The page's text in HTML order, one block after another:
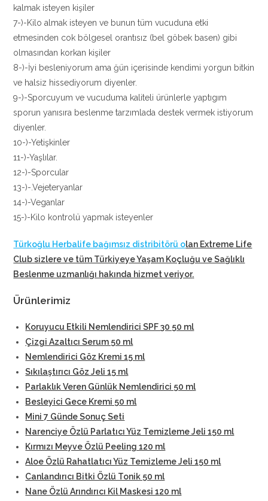
kalmak isteyen kişiler
7-)-Kilo almak isteyen ve bunun tüm vucuduna etki
etmesinden cok bölgesel orantısız (bel göbek basen) gibi
olmasından korkan kişiler
8-)-İyi besleniyorum ama ğün içerisinde kendimi yorgun bitkin
ve halsiz hissediyorum diyenler.
9-)-Sporcuyum ve vucuduma kaliteli ürünlerle yaptıgım
sporun yanısıra beslenme tarzımlada destek vermek istiyorum
diyenler.
10-)-Yetişkinler
11-)-Yaşlılar.
12-)-Sporcular
13-)-.Vejeteryanlar
14-)-Veganlar
15-)-Kilo kontrolü yapmak isteyenler
Türkoğlu Herbalife bağımsız distribitörü olan Extreme Life
Club sizlere ve tüm Türkiyeye Yaşam Koçluğu ve Sağlıklı
Beslenme uzmanlığı hakında hizmet veriyor.
Ürünlerimiz
Koruyucu Etkili Nemlendirici SPF 30 50 ml
Çizgi Azaltıcı Serum 50 ml
Nemlendirici Göz Kremi 15 ml
Sıkılaştırıcı Göz Jeli 15 ml
Parlaklık Veren Günlük Nemlendirici 50 ml
Besleyici Gece Kremi 50 ml
Mini 7 Günde Sonuç Seti
Narenciye Özlü Parlatıcı Yüz Temizleme Jeli 150 ml
Kırmızı Meyve Özlü Peeling 120 ml
Aloe Özlü Rahatlatıcı Yüz Temizleme Jeli 150 ml
Canlandırıcı Bitki Özlü Tonik 50 ml
Nane Özlü Arındırıcı Kil Maskesi 120 ml